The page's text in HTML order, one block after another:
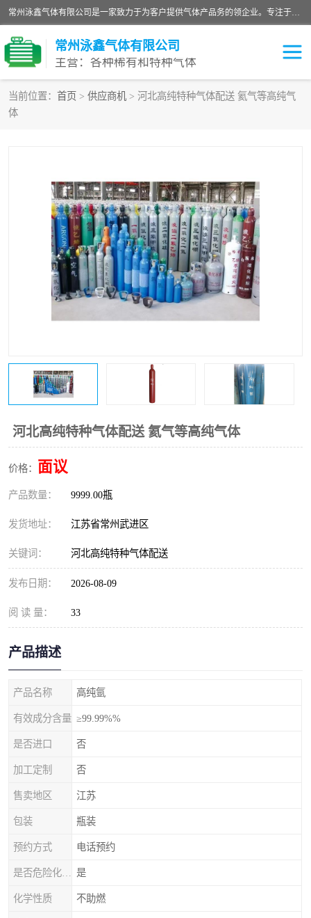
常州泳鑫气体有限公司是一家致力于为客户提供气体产品务的领企业。专注于环氧乙烷剂、环氧乙烷、高纯气体以及稀有和特种气体的研发、生产、销售和配送，产品广泛应用于医疗、电子、科研、化工、食品等多个领域。主要产品有：环氧乙烷灭菌剂，环氧乙烷，高纯氩，氮，氪，氙，氖，氘，笑，氦，氢，氧等各种稀有和特种气体。
常州泳鑫气体有限公司
主营：各种稀有和特种气体
当前位置： 首页 > 供应商机 > 河北高纯特种气体配送 氦气等高纯气
体
河北高纯特种气体配送 氦气等高纯气体
价格： 面议
产品数量： 9999.00瓶
发货地址： 江苏省常州武进区
关键词： 河北高纯特种气体配送
发布日期： 2026-08-09
阅 读 量： 33
产品描述
产品名称 高纯氩
有效成分含量 ≥99.99%%
是否进口 否
加工定制 否
售卖地区 江苏
包装 瓶装
预约方式 电话预约
是
化学性质 不助燃
高纯氮气